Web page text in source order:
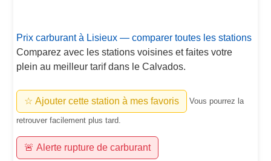
Prix carburant à Lisieux — comparer toutes les stations
Comparez avec les stations voisines et faites votre
plein au meilleur tarif dans le Calvados.
☆ Ajouter cette station à mes favoris Vous pourrez la
retrouver facilement plus tard.
🚨 Alerte rupture de carburant